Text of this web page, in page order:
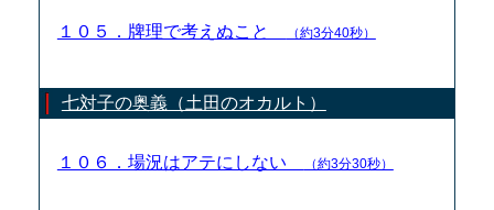
１０５．牌理で考えぬこと （約3分40秒）
七対子の奥義（土田のオカルト）
１０６．場況はアテにしない （約3分30秒）